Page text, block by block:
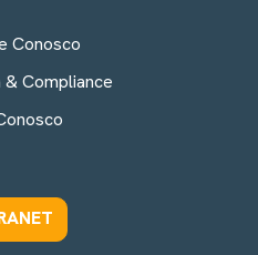
Conosco
Compliance